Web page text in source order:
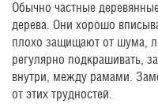
Обычно частные
дерева. Они хорошо
плохо защищают от шума,
регулярно подкрашивать,
внутри, между рамами.
от этих трудностей.